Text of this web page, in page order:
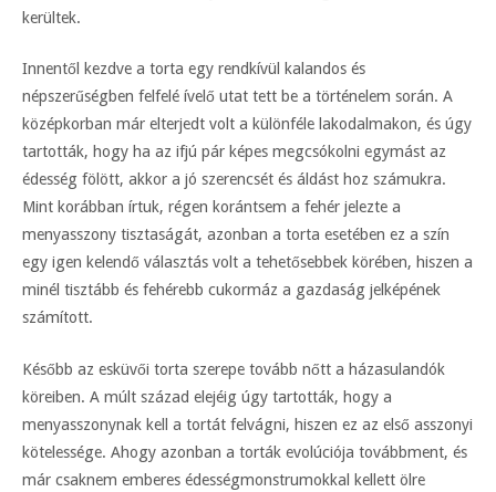
kerültek.
Innentől kezdve a torta egy rendkívül kalandos és
népszerűségben felfelé ívelő utat tett be a történelem során. A
középkorban már elterjedt volt a különféle lakodalmakon, és úgy
tartották, hogy ha az ifjú pár képes megcsókolni egymást az
édesség fölött, akkor a jó szerencsét és áldást hoz számukra.
Mint korábban írtuk, régen korántsem a fehér jelezte a
menyasszony tisztaságát, azonban a torta esetében ez a szín
egy igen kelendő választás volt a tehetősebbek körében, hiszen a
minél tisztább és fehérebb cukormáz a gazdaság jelképének
számított.
Később az esküvői torta szerepe tovább nőtt a házasulandók
köreiben. A múlt század elejéig úgy tartották, hogy a
menyasszonynak kell a tortát felvágni, hiszen ez az első asszonyi
kötelessége. Ahogy azonban a torták evolúciója továbbment, és
már csaknem emberes édességmonstrumokkal kellett ölre